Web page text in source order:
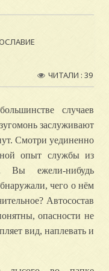
ЧИТАЛИ : 39
случаев
заслуживают
Смотри уединенно
опыт службы из
Вы ежели-нибудь
чего о нём
Автосостав
опасности не
вид, наплевать и